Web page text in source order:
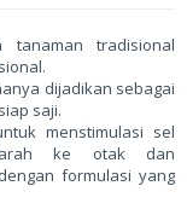
tradisional
dijadikan sebagai
saji.
menstimulasi sel
ke otak dan
formulasi yang